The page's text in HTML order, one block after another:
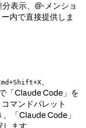
表示、@-メンショ
内で直接提供しま
、
「Claude Code」を
マンドパレット
、「Claude Code」